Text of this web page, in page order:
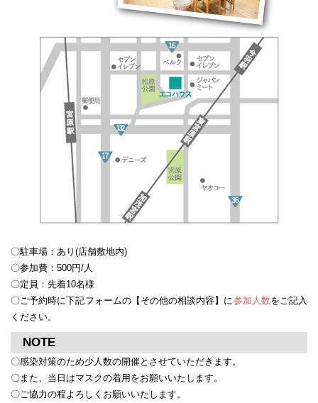
〇駐車場：あり(店舗敷地内)
〇参加費：500円/人
〇定員：先着10名様
〇ご予約時に下記フォームの【その他の相談内容】に参加人数をご記入
ください。
NOTE
〇感染対策のため少人数の開催とさせていただきます。
〇また、当日はマスクの着用をお願いいたします。
〇ご協力の程よろしくお願いいたします。